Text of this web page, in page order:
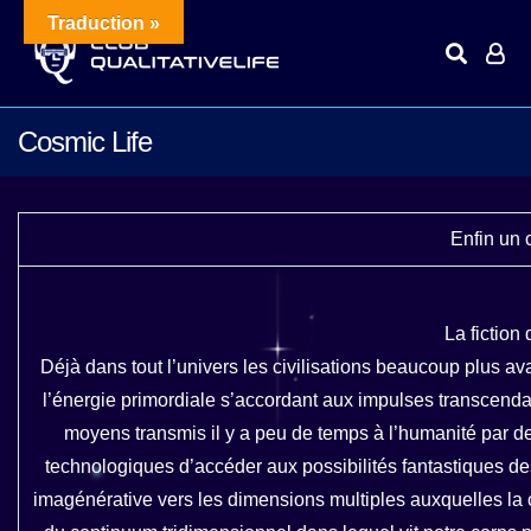
Cosmic Life
Enfin un
La fiction
Déjà dans tout l’univers les civilisations beaucoup plus
l’énergie primordiale s’accordant aux impulses
moyens transmis il y a peu de temps à l’humanité par
technologiques d’accéder aux possibilités fantastiques
imagénérative vers les dimensions multiples auxquelles
Traduction »